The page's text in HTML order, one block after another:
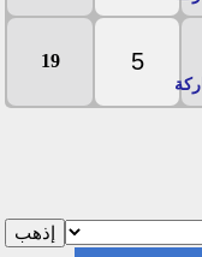
5
19